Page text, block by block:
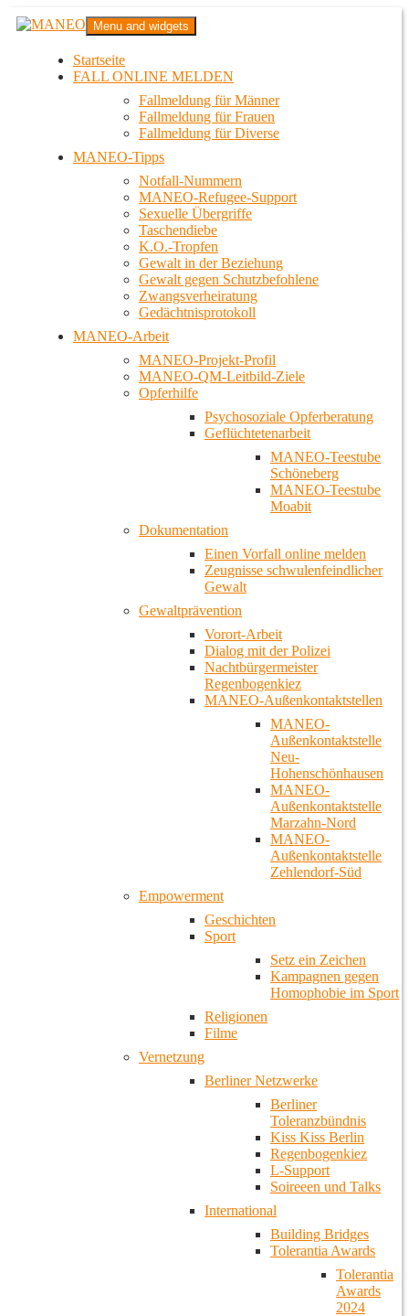
Zum
InhaltMANEO
Das schwule Anti-Gewalt-Projekt in Berlin
Menu and widgets
Startseite
FALL ONLINE MELDEN
Fallmeldung für Männer
Fallmeldung für Frauen
Fallmeldung für Diverse
MANEO-Tipps
Notfall-Nummern
MANEO-Refugee-Support
Sexuelle Übergriffe
Taschendiebe
K.O.-Tropfen
Gewalt in der Beziehung
Gewalt gegen Schutzbefohlene
Zwangsverheiratung
Gedächtnisprotokoll
MANEO-Arbeit
MANEO-Projekt-Profil
MANEO-QM-Leitbild-Ziele
Opferhilfe
Psychosoziale Opferberatung
Geflüchtetenarbeit
MANEO-Teestube
Schöneberg
MANEO-Teestube
Moabit
Dokumentation
Einen Vorfall online melden
Zeugnisse schwulenfeindlicher
Gewalt
Gewaltprävention
Vorort-Arbeit
Dialog mit der Polizei
Nachtbürgermeister
Regenbogenkiez
MANEO-Außenkontaktstellen
MANEO-
Außenkontaktstelle
Neu-
Hohenschönhausen
MANEO-
Außenkontaktstelle
Marzahn-Nord
MANEO-
Außenkontaktstelle
Zehlendorf-Süd
Empowerment
Geschichten
Sport
Setz ein Zeichen
Kampagnen gegen
Homophobie im Sport
Religionen
Filme
Vernetzung
Berliner Netzwerke
Berliner
Toleranzbündnis
Kiss Kiss Berlin
Regenbogenkiez
L-Support
Soireeen und Talks
International
Building Bridges
Tolerantia Awards
Tolerantia
Awards
2024